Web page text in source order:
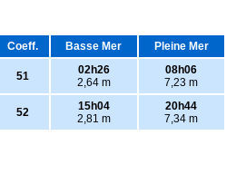
Coeff. Basse Mer Pleine Mer
51
02h26
2,64 m
08h06
7,23 m
52
15h04
2,81 m
20h44
7,34 m